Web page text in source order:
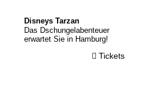
Disneys Tarzan
Das Dschungelabenteuer
erwartet Sie in Hamburg!
Tickets